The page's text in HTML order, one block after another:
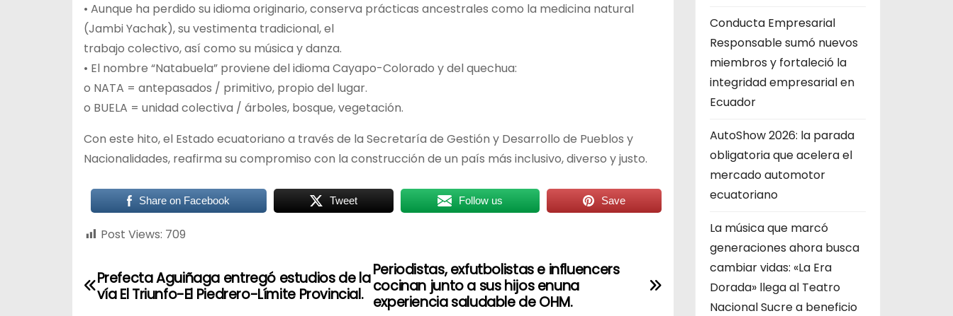
• Aunque ha perdido su idioma originario, conserva prácticas ancestrales como la medicina natural
(Jambi Yachak), su vestimenta tradicional, el
trabajo colectivo, así como su música y danza.
• El nombre “Natabuela” proviene del idioma Cayapo-Colorado y del quechua:
o NATA = antepasados / primitivo, propio del lugar.
o BUELA = unidad colectiva / árboles, bosque, vegetación.
Con este hito, el Estado ecuatoriano a través de la Secretaría de Gestión y Desarrollo de Pueblos y
Nacionalidades, reafirma su compromiso con la construcción de un país más inclusivo, diverso y justo.
Share on Facebook Tweet Follow us Save
Post Views: 709
Periodistas, exfutbolistas e influencers
cocinan junto a sus hijos enuna
experiencia saludable de OHM.
Prefecta Aguiñaga entregó estudios de la
vía El Triunfo-El Piedrero-Límite Provincial.
Conducta Empresarial
Responsable sumó nuevos
miembros y fortaleció la
integridad empresarial en
Ecuador
AutoShow 2026: la parada
obligatoria que acelera el
mercado automotor
ecuatoriano
La música que marcó
generaciones ahora busca
cambiar vidas: «La Era
Dorada» llega al Teatro
Nacional Sucre a beneficio